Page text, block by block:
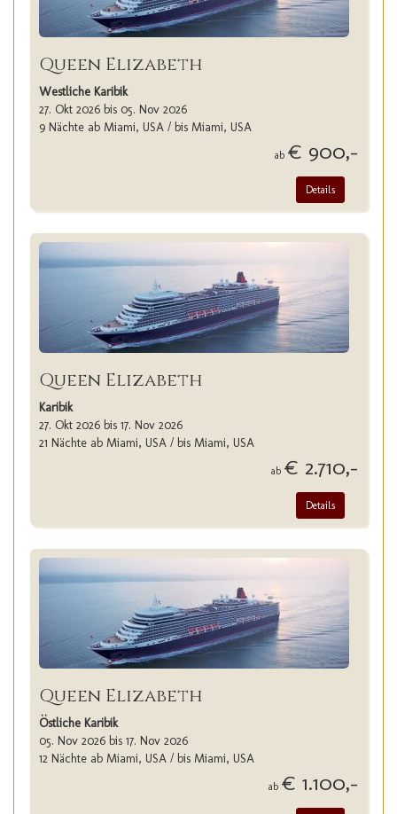
Queen Elizabeth
Westliche Karibik
27. Okt 2026 bis 05. Nov 2026
9 Nächte ab Miami, USA / bis Miami, USA
ab € 900,-
Details
Queen Elizabeth
Karibik
27. Okt 2026 bis 17. Nov 2026
21 Nächte ab Miami, USA / bis Miami, USA
ab € 2.710,-
Details
Queen Elizabeth
Östliche Karibik
05. Nov 2026 bis 17. Nov 2026
12 Nächte ab Miami, USA / bis Miami, USA
ab € 1.100,-